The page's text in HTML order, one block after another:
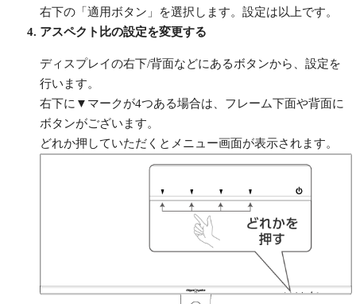
右下の「適用ボタン」を選択します。設定は以上です。
アスペクト比の設定を変更する
ディスプレイの右下/背面などにあるボタンから、設定を
行います。
右下に▼マークが4つある場合は、フレーム下面や背面に
ボタンがございます。
どれか押していただくとメニュー画面が表示されます。